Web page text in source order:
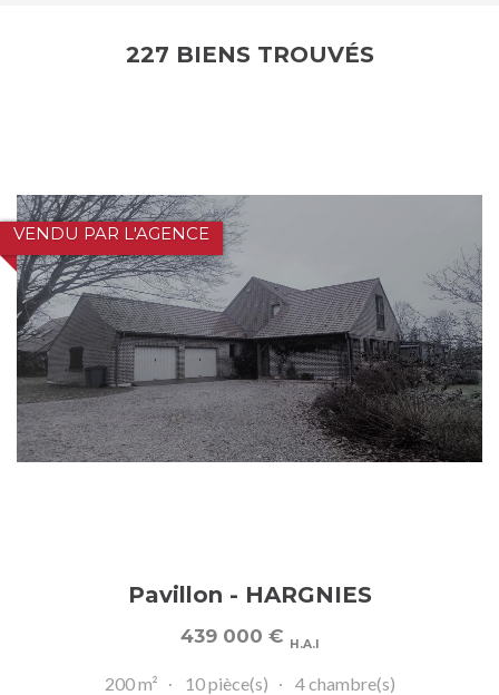
227 BIENS TROUVÉS
VENDU PAR L'AGENCE
Pavillon - HARGNIES
439 000 € H.A.I
200 m² 10 pièce(s)
4 chambre(s)